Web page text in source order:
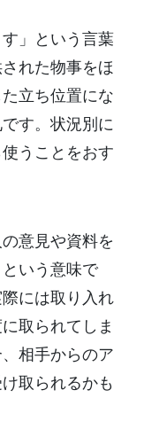
」という言葉
れた物事をほ
立ち位置にな
す。状況別に
うことをおす
意見や資料を
いう意味で
には取り入れ
取られてしま
相手からのア
取られるかも